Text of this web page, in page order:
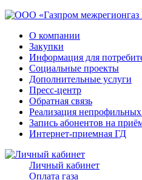
О компании
Закупки
Информация для
Социальные проекты
Дополнительные услуги
Пресс-центр
Обратная связь
Реализация
Запись абонентов на
Интернет-приемная ГД
Личный кабинет
Оплата газа